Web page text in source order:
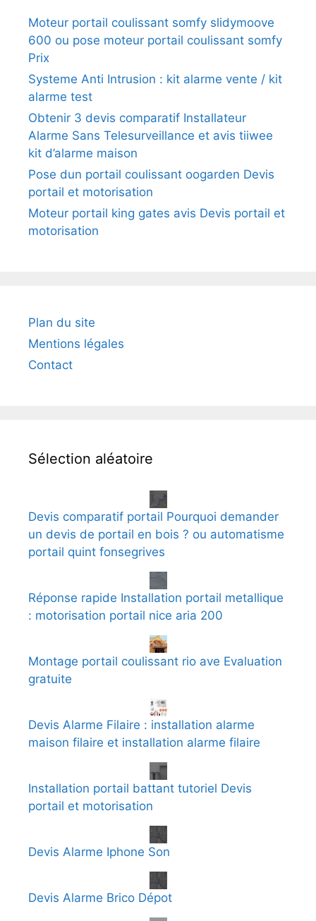
Moteur portail coulissant somfy slidymoove
600 ou pose moteur portail coulissant somfy
Prix
Systeme Anti Intrusion : kit alarme vente / kit
alarme test
Obtenir 3 devis comparatif Installateur
Alarme Sans Telesurveillance et avis tiiwee
kit d’alarme maison
Pose dun portail coulissant oogarden Devis
portail et motorisation
Moteur portail king gates avis Devis portail et
motorisation
Plan du site
Mentions légales
Contact
Sélection aléatoire
Devis comparatif portail Pourquoi demander
un devis de portail en bois ? ou automatisme
portail quint fonsegrives
Réponse rapide Installation portail metallique
: motorisation portail nice aria 200
Montage portail coulissant rio ave Evaluation
gratuite
Devis Alarme Filaire : installation alarme
maison filaire et installation alarme filaire
Installation portail battant tutoriel Devis
portail et motorisation
Devis Alarme Iphone Son
Devis Alarme Brico Dépot